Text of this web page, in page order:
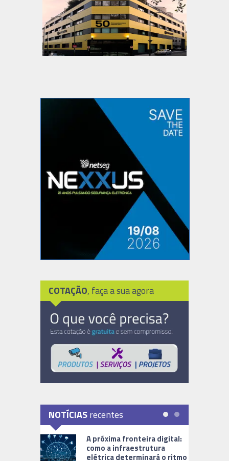
COTAÇÃO, faça a sua agora
NOTÍCIASrecentes
A próxima fronteira digital:
como a infraestrutura
elétrica determinará o ritmo